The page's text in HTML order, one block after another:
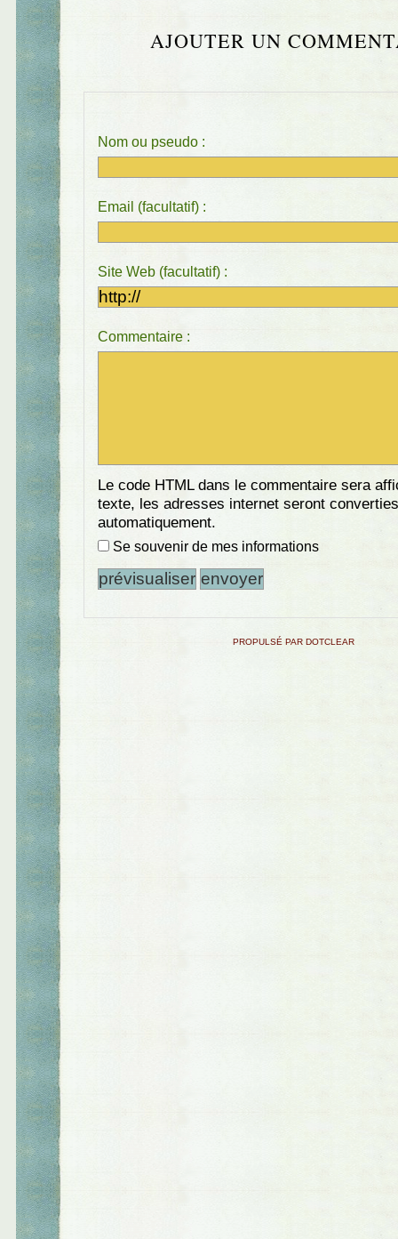
AJOUTER UN
Nom ou pseudo :
Email (facultatif) :
Site Web (facultatif) :
Commentaire :
Le code HTML dans le commentaire sera
texte, les adresses internet seront converties
automatiquement.
Se souvenir de mes informations
PROPULSÉ PAR DOTCLEAR